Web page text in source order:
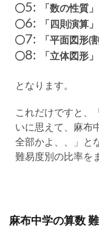
5: 「数の性質」
6: 「四則演算」
7: 「平面図形(
8: 「立体図形」
となります。
これだけですと、
いに思えて、麻布
全部かよ、、」と
難易度別の比率を
麻布中学の算数